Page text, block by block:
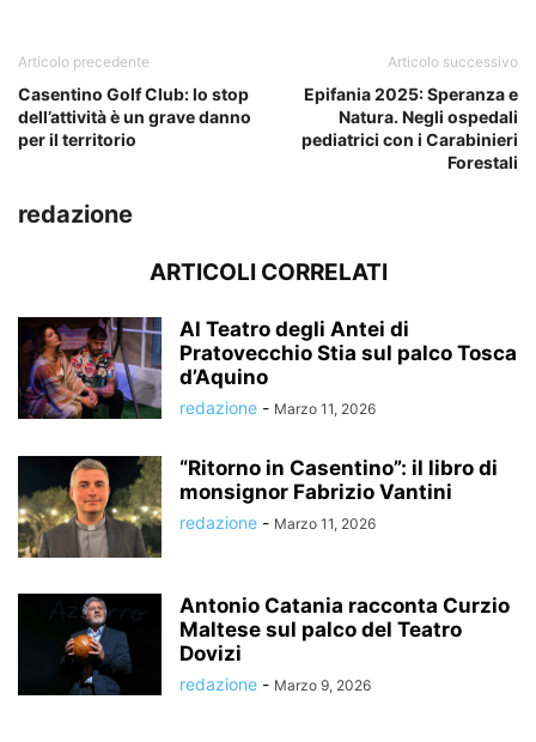
Articolo precedente
Casentino Golf Club: lo stop
dell’attività è un grave danno
per il territorio
Articolo successivo
Epifania 2025: Speranza e
Natura. Negli ospedali
pediatrici con i Carabinieri
Forestali
redazione
ARTICOLI CORRELATI
Al Teatro degli Antei di
Pratovecchio Stia sul palco Tosca
d’Aquino
redazione - Marzo 11, 2026
“Ritorno in Casentino”: il libro di
monsignor Fabrizio Vantini
redazione - Marzo 11, 2026
Antonio Catania racconta Curzio
Maltese sul palco del Teatro
Dovizi
redazione - Marzo 9, 2026